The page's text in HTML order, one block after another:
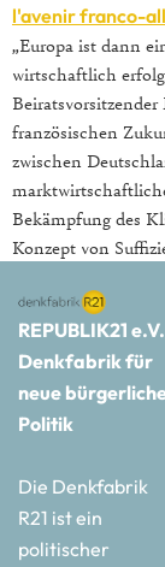
l'avenir franco-
„Europa ist dann
wirtschaftlich
französischen
zwischen
Bekämpfung des
Konzept von
REPUBLIK21 e.V.
Denkfabrik für
neue
Politik
Die Denkfabrik
R21 ist ein
politischer